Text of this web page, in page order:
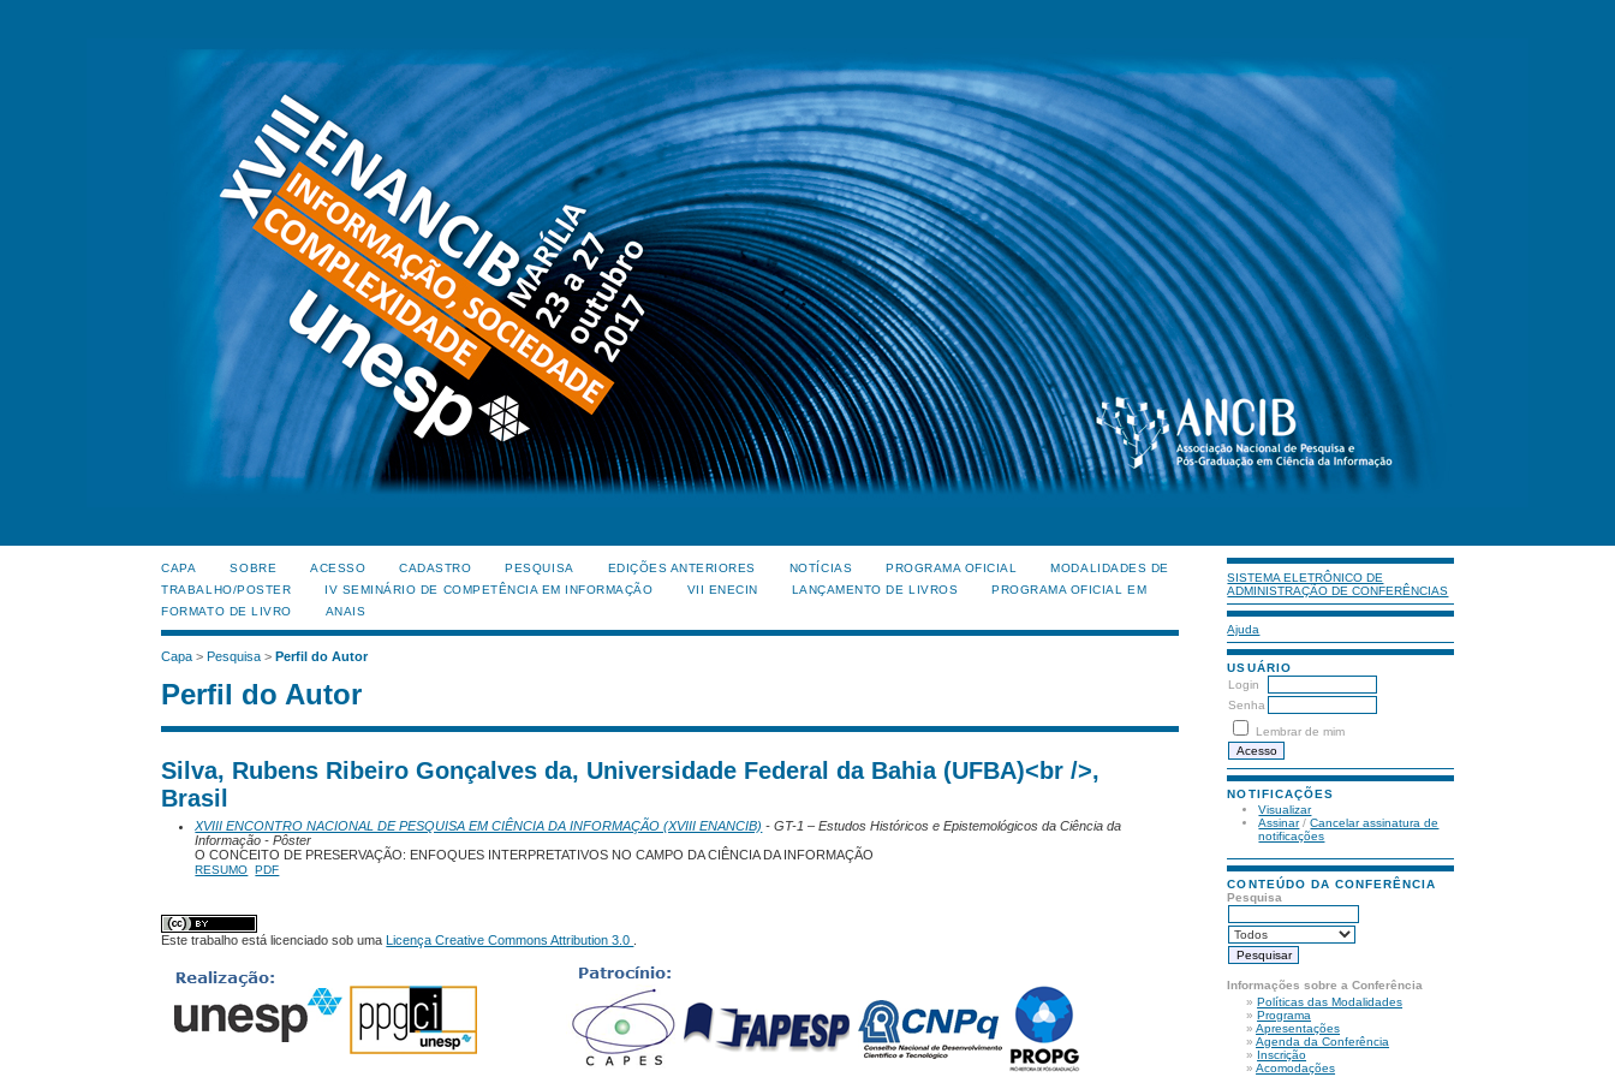
SISTEMA ELETRÔNICO DE
ADMINISTRAÇÃO DE CONFERÊNCIAS
Ajuda
USUÁRIO
Login
Senha
Lembrar de mim
NOTIFICAÇÕES
Visualizar
Assinar/Cancelar assinatura de
notificações
CONTEÚDO DA CONFERÊNCIA
Pesquisa
Informações sobre a Conferência
»Políticas das Modalidades
»Programa
»Apresentações
»Agenda da Conferência
» Inscrição
»Acomodações
CAPA SOBRE ACESSO CADASTRO PESQUISA EDIÇÕES ANTERIORES NOTÍCIAS PROGRAMA OFICIAL
MODALIDADES DE
TRABALHO/POSTER
IV SEMINÁRIO DE COMPETÊNCIA EM INFORMAÇÃO VII ENECIN LANÇAMENTO DE LIVROS
PROGRAMA OFICIAL EM
FORMATO DE LIVRO
ANAIS
Capa >Pesquisa >Perfil do Autor
Perfil do Autor
Silva, Rubens Ribeiro Gonçalves da, Universidade Federal da Bahia (UFBA)<br />,
Brasil
XVIII ENCONTRO NACIONAL DE PESQUISA EM CIÊNCIA DA INFORMAÇÃO (XVIII ENANCIB) - GT-1 – Estudos Históricos e Epistemológicos da Ciência da
Informação - Pôster
O CONCEITO DE PRESERVAÇÃO: ENFOQUES INTERPRETATIVOS NO CAMPO DA CIÊNCIA DA INFORMAÇÃO
RESUMO PDF
Este trabalho está licenciado sob uma Licença Creative Commons Attribution 3.0